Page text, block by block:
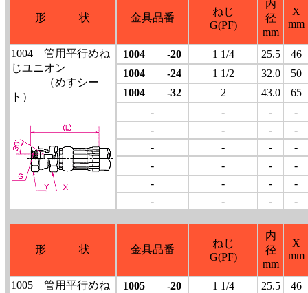
形 状 金具品番
ねじ
G(PF)
内
径
mm
X
mm
1004 管用平行めね
じユニオン
（めすシー
ト）
1004 -20 1 1/4 25.5
46
1004 -24
1 1/2 32.0
50
1004 -32
2 43.0
65
-
- -
-
-
- -
-
-
- -
-
-
- -
-
-
- -
-
-
- - -
形 状 金具品番
ねじ
G(PF)
内
径
mm
X
mm
1005 管用平行めね
1005 -20 1 1/4 25.5
46